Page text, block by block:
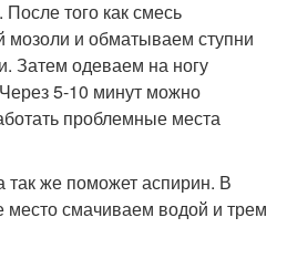
того как смесь
мозоли и обматываем ступни
Затем одеваем на ногу
5-10 минут можно
проблемные места
так же поможет аспирин. В
место смачиваем водой и трем